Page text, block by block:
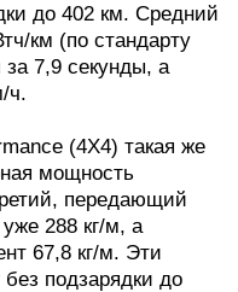
до 402 км. Средний
км (по стандарту
за 7,9 секунды, а
ч.
(4Х4) такая же
мощность
передающий
288 кг/м, а
67,8 кг/м. Эти
подзарядки до